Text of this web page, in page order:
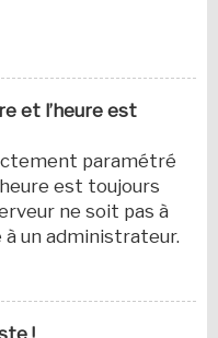
et l’heure est
paramétré
est toujours
ne soit pas à
à un administrateur.
!